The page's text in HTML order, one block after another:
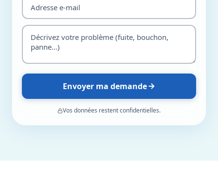
Envoyer ma demande
Vos données restent confidentielles.